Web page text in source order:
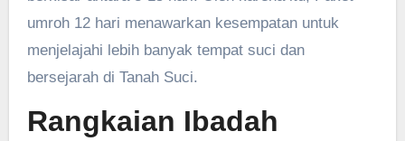
umroh 12 hari menawarkan kesempatan untuk
menjelajahi lebih banyak tempat suci dan
bersejarah di Tanah Suci.
Rangkaian Ibadah